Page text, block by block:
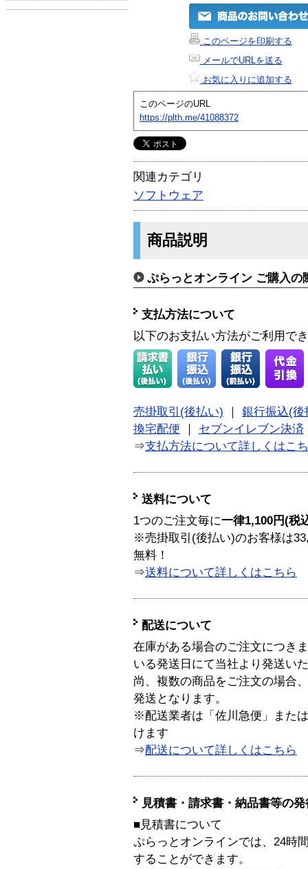
このページを印刷する
メールでURLを送る
お気に入りに追加する
このページのURL
https://plth.me/41088372
関連カテゴリ
ソフトウェア
商品説明
ぷらっとオンライン ご購入の
支払方法について
以下のお支払い方法がご利用で
売掛取引(後払い)
銀行振込(後
換宅配便
セブンイレブン決済
⇒支払方法について詳しくはこ
送料について
1つのご注文毎に一律1,100円(税
※売掛取引(後払い)のお客様は
無料！
⇒送料について詳しくはこちら
配送について
在庫がある場合のご注文につき
いる発送日にて当社より発送い
尚、複数の商品をご注文の場合
発送となります。
※配送業者は「佐川急便」また
けます
⇒配送について詳しくはこちら
見積書・請求書・納品書等の
■見積書について
ぷらっとオンラインでは、24時
することができます。